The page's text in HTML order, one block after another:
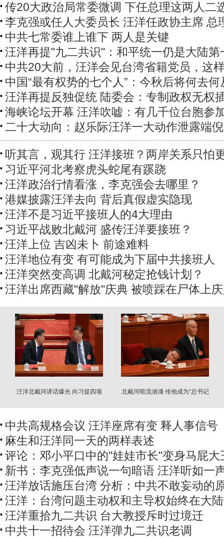
传20大政治局常委微调 下任总理这两人二
李克强或任人大委员长 汪洋任政协主席 总
中共七常委谁上谁下 两人是关键
汪洋再提"九二共识"：和平统一仍是大陆第
中共20大前，汪洋会见台湾省籍党员，这样
中国“最有权势的七个人”：今秋后将何去何
汪洋再提反独促统 陆委会：专制政权无权
海峡论坛开幕 汪洋吹嘘：有几千位台胞参
二十大动向：赵乐际汪洋一大动作泄露端倪
听其言，观其行 汪洋接班？两岸关系只怕
习近平河北考察虎头蛇尾有蹊跷
汪洋政治行情看涨，李克强会去哪里？
港媒披露汪洋去向 背后真假虚实隐现
汪洋不是习近平接班人的4大理由
习近平战败北戴河 盛传汪洋要接班？
汪洋上位 吉凶未卜 前途难料
汪洋地位有变 有可能成为下届中共接班人
汪洋突然变高调 北戴河秘定抢钱计划？
汪洋出席西藏"解放"庆典 被喷踩在尸体上
汪洋北戴河讲话爆光 向习提四项
北戴河暗流汹涌 传他成为“总书记
中共高规格会议 汪洋座席有变 释人事信号
麻生和汪洋同一天的两样表述
评论：邓小平口中的"娃娃市长"变身马屁大
新书：李克强低声说一句暗语 汪洋听如一
汪洋放话施压台湾 分析：中共不敢妄动的
汪洋：台湾问题主动权和主导权始终在大
汪洋重拾九二共识 台大教授斥时过境迁
中共十一招待会 汪洋弹九二共识老调